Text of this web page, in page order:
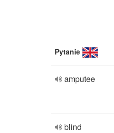
Pytanie
amputee
blind